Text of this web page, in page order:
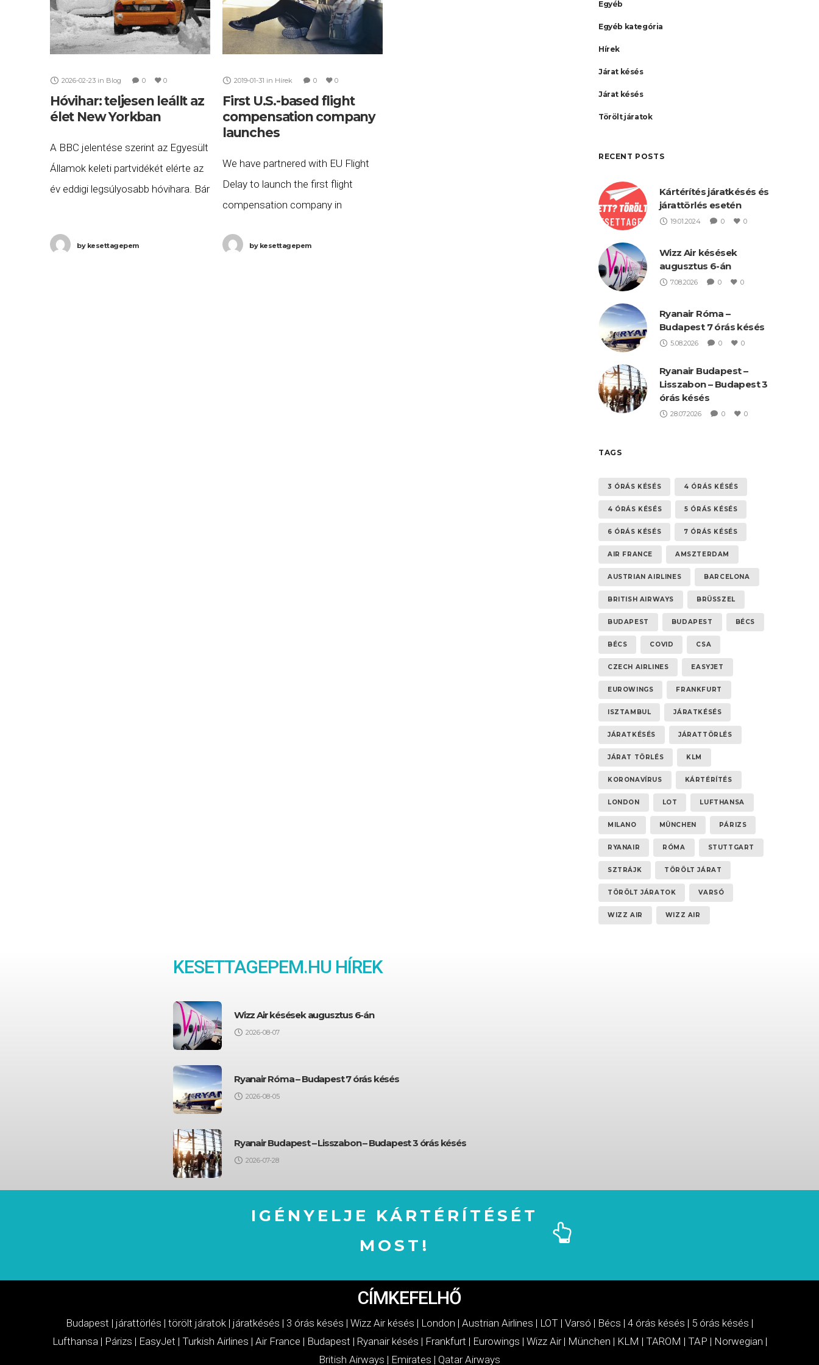
2026-02-23 in Blog 0 0
Hóvihar: teljesen leállt az
élet New Yorkban
A BBC jelentése szerint az Egyesült
Államok keleti partvidékét elérte az
év eddigi legsúlyosabb hóvihara. Bár
összeköttetés, a korlátozások
bykesettagepem
2019-01-31 in Hírek 0 0
First U.S.-based flight
compensation company
launches
We have partnered with EU Flight
Delay to launch the first flight
compensation company in
American friends so they too can
bykesettagepem
Egyéb
Egyéb kategória
Hírek
Járat késés
Járat késés
Törölt járatok
RECENT POSTS
Kártérítés járatkésés és
járattörlés esetén
19.01.2024 0 0
Wizz Air késések
augusztus 6-án
7.08.2026 0 0
Ryanair Róma –
Budapest 7 órás késés
5.08.2026 0 0
Ryanair Budapest –
Lisszabon – Budapest 3
órás késés
28.07.2026 0 0
TAGS
3 ÓRÁS KÉSÉS 4 ÓRÁS KÉSÉS
4 ÓRÁS KÉSÉS 5 ÓRÁS KÉSÉS
6 ÓRÁS KÉSÉS 7 ÓRÁS KÉSÉS
AIR FRANCE AMSZTERDAM
AUSTRIAN AIRLINES BARCELONA
BRITISH AIRWAYS BRÜSSZEL
BUDAPEST BUDAPEST BÉCS
BÉCS COVID CSA
CZECH AIRLINES EASYJET
EUROWINGS FRANKFURT
ISZTAMBUL JÁRATKÉSÉS
JÁRATKÉSÉS JÁRATTÖRLÉS
JÁRAT TÖRLÉS KLM
KORONAVÍRUS KÁRTÉRÍTÉS
LONDON LOT LUFTHANSA
MILANO MÜNCHEN PÁRIZS
RYANAIR RÓMA STUTTGART
SZTRÁJK TÖRÖLT JÁRAT
TÖRÖLT JÁRATOK VARSÓ
WIZZ AIR WIZZ AIR
KESETTAGEPEM.HU HÍREK
Wizz Air késések augusztus 6-án
2026-08-07
Ryanair Róma – Budapest 7 órás késés
2026-08-05
Ryanair Budapest – Lisszabon – Budapest 3 órás késés
2026-07-28
IGÉNYELJE KÁRTÉRÍTÉSÉT
MOST!
CÍMKEFELHŐ
Budapest | járattörlés | törölt járatok | járatkésés | 3 órás késés | Wizz Air késés | London | Austrian Airlines | LOT | Varsó | Bécs | 4 órás késés | 5 órás késés |
Lufthansa| Párizs | EasyJet | Turkish Airlines | Air France | Budapest | Ryanair késés | Frankfurt | Eurowings | Wizz Air| München | KLM | TAROM | TAP | Norwegian |
British Airways | Emirates | Qatar Airways